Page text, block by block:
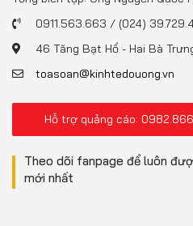
0911.563.663 / (024)
46 Tăng Bạt Hổ - Hai Bà
toasoan@kinhtedouong.vn
Hỗ trợ quảng cáo:
Theo dõi fanpage để luôn
mới nhất